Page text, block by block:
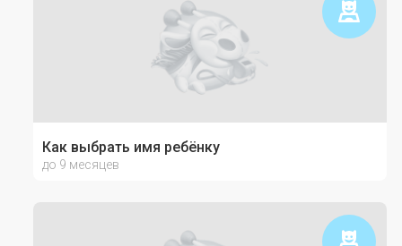
Как выбрать имя ребёнку
до 9 месяцев